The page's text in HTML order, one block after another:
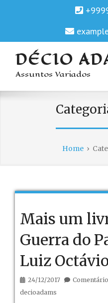
DÉCIO
Assuntos Variados
Home ›
Mais um
Guerra do
Luiz
24/12/2017
decioadams